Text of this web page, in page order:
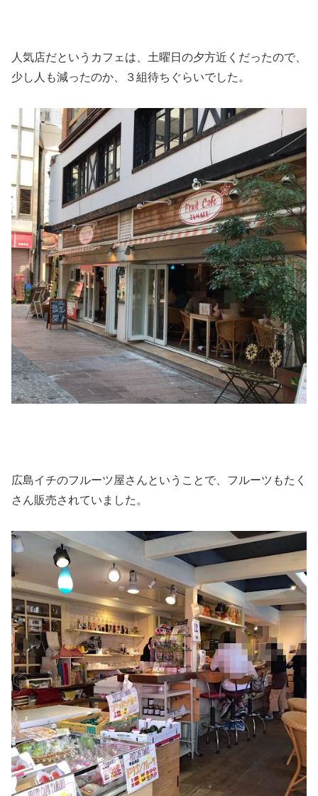
人気店だというカフェは、土曜日の夕方近くだったので、
少し人も減ったのか、３組待ちぐらいでした。
広島イチのフルーツ屋さんということで、フルーツもたく
さん販売されていました。